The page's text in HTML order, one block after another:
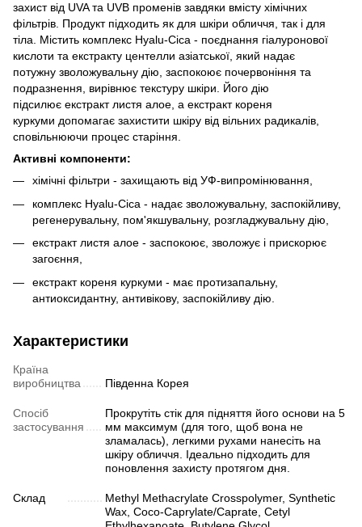
захист від UVA та UVB променів завдяки вмісту хімічних
фільтрів. Продукт підходить як для шкіри обличчя, так і для
тіла. Містить комплекс Hyalu-Cica - поєднання гіалуронової
кислоти та екстракту центелли азіатської, який надає
потужну зволожувальну дію, заспокоює почервоніння та
подразнення, вирівнює текстуру шкіри. Його дію
підсилює екстракт листя алое, а екстракт кореня
куркуми допомагає захистити шкіру від вільних радикалів,
сповільнюючи процес старіння.
Активні компоненти:
хімічні фільтри - захищають від УФ-випромінювання,
комплекс Hyalu-Cica - надає зволожувальну, заспокійливу,
регенерувальну, пом'якшувальну, розгладжувальну дію,
екстракт листя алое - заспокоює, зволожує і прискорює
загоєння,
екстракт кореня куркуми - має протизапальну,
антиоксидантну, антивікову, заспокійливу дію.
Характеристики
Країна
виробництва
Південна Корея
Спосіб
застосування
Прокрутіть стік для підняття його основи на 5
мм максимум (для того, щоб вона не
зламалась), легкими рухами нанесіть на
шкіру обличчя. Ідеально підходить для
поновлення захисту протягом дня.
Склад
Methyl Methacrylate Crosspolymer, Synthetic
Wax, Coco-Caprylate/Caprate, Cetyl